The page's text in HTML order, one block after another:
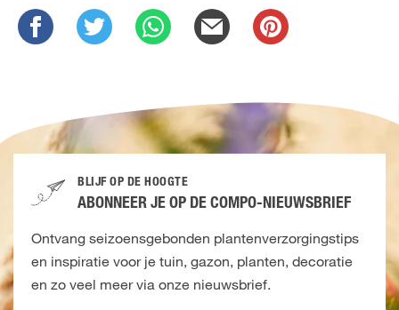
BLIJF OP DE HOOGTE
ABONNEER JE OP DE COMPO-NIEUWSBRIEF
Ontvang seizoensgebonden plantenverzorgingstips
en inspiratie voor je tuin, gazon, planten, decoratie
en zo veel meer via onze nieuwsbrief.